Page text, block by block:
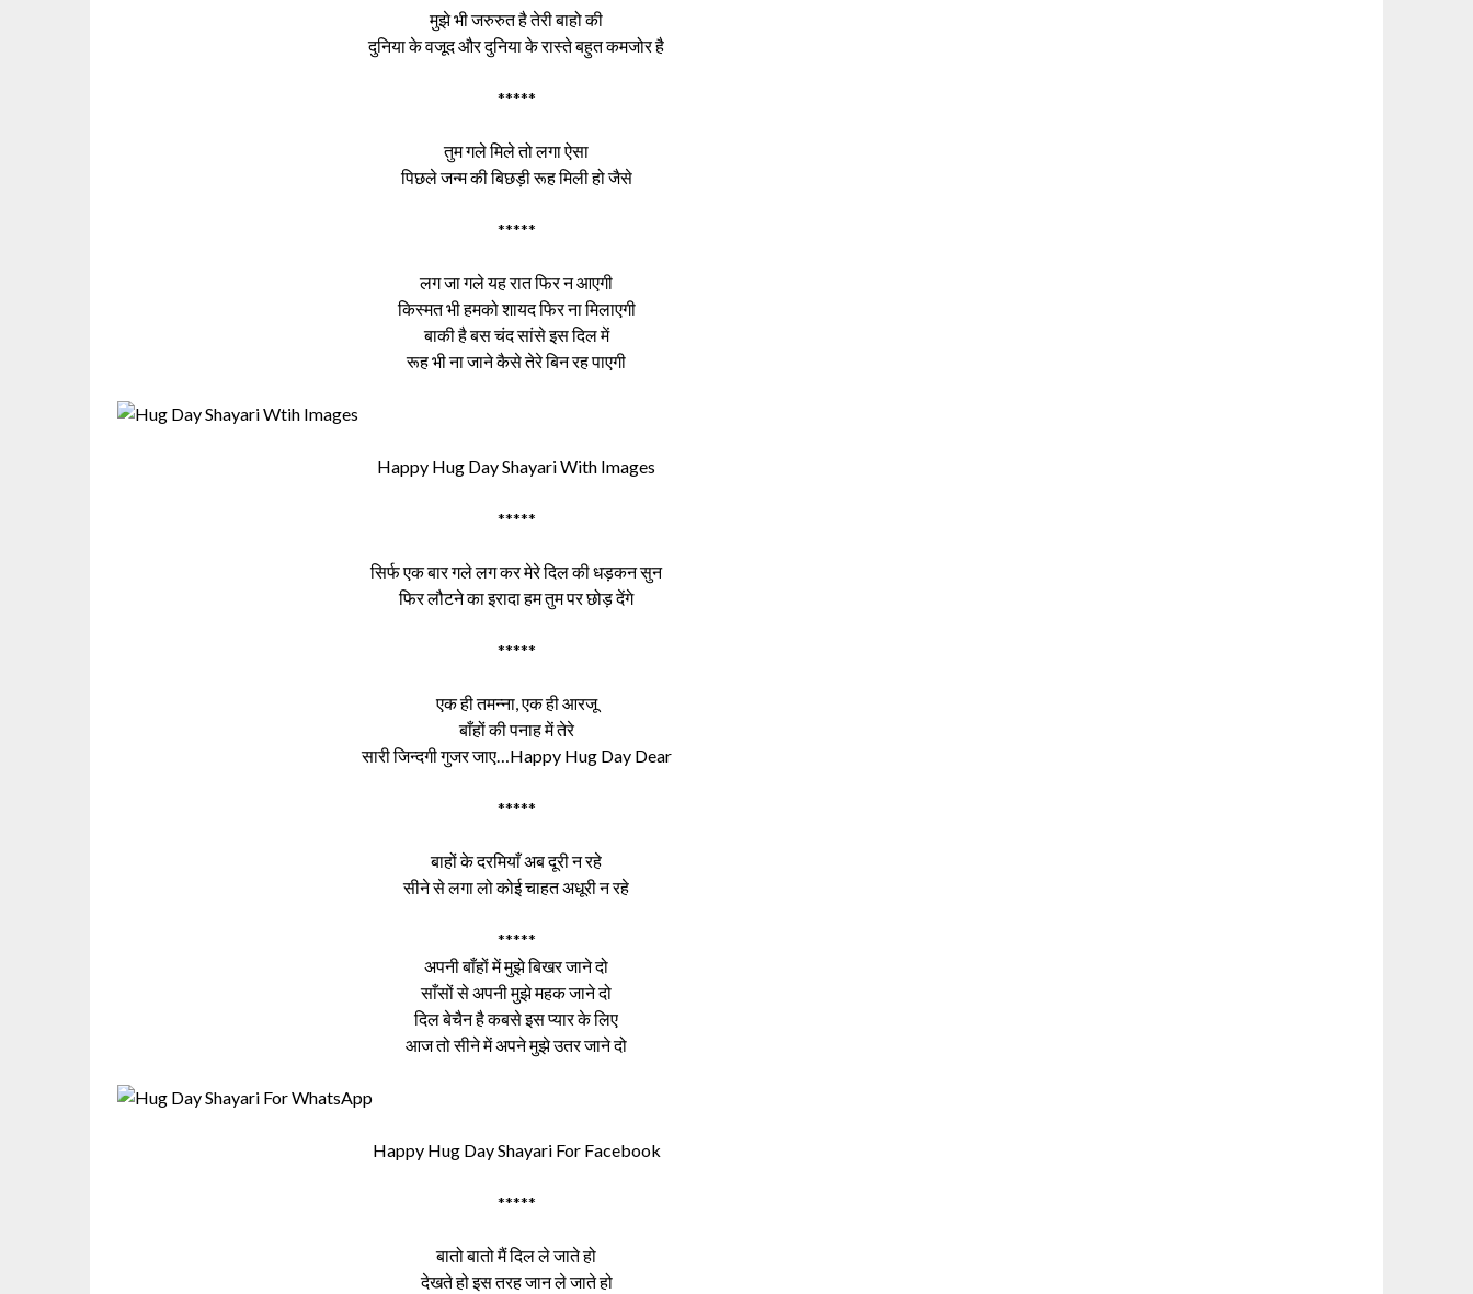
मुझे भी जरुरुत है तेरी बाहो की
दुनिया के वजूद और दुनिया के रास्ते बहुत कमजोर है
*****
तुम गले मिले तो लगा ऐसा
पिछले जन्म की बिछड़ी रूह मिली हो जैसे
*****
लग जा गले यह रात फिर न आएगी
किस्मत भी हमको शायद फिर ना मिलाएगी
बाकी है बस चंद सांसे इस दिल में
रूह भी ना जाने कैसे तेरे बिन रह पाएगी
Happy Hug Day Shayari With Images
*****
सिर्फ एक बार गले लग कर मेरे दिल की धड़कन सुन
फिर लौटने का इरादा हम तुम पर छोड़ देंगे
*****
एक ही तमन्ना, एक ही आरजू
बाँहों की पनाह में तेरे
सारी जिन्दगी गुजर जाए…Happy Hug Day Dear
*****
बाहों के दरमियाँ अब दूरी न रहे
सीने से लगा लो कोई चाहत अधूरी न रहे
*****
अपनी बाँहों में मुझे बिखर जाने दो
साँसों से अपनी मुझे महक जाने दो
दिल बेचैन है कबसे इस प्यार के लिए
आज तो सीने में अपने मुझे उतर जाने दो
Happy Hug Day Shayari For Facebook
*****
बातो बातो मैं दिल ले जाते हो
देखते हो इस तरह जान ले जाते हो